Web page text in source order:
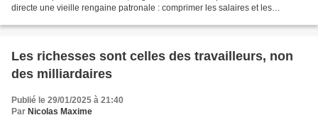
directe une vieille rengaine patronale : comprimer les salaires et les
Les richesses sont celles des travailleurs, non
des milliardaires
Publié le 29/01/2025 à 21:40
Par Nicolas Maxime